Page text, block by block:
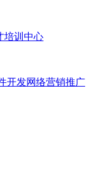
培训中心
开发网络营销推广